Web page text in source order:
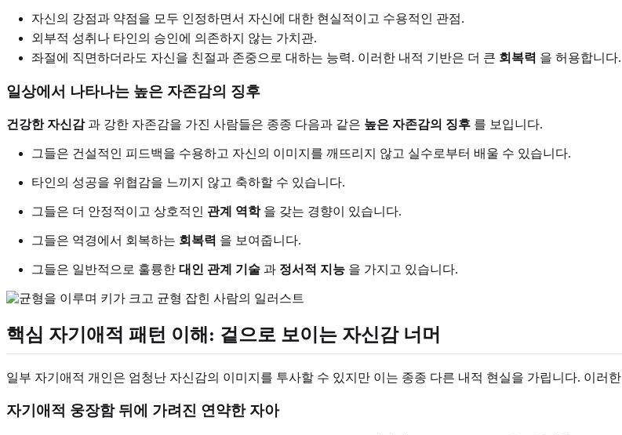
자신의 강점과 약점을 모두 인정하면서 자신에 대한 현실적이고 수용적인 관점.
외부적 성취나 타인의 승인에 의존하지 않는 가치관.
좌절에 직면하더라도 자신을 친절과 존중으로 대하는 능력. 이러한 내적 기반은 더 큰 회복력 을 허용합니다.
일상에서 나타나는 높은 자존감의 징후
건강한 자신감과 강한 자존감을 가진 사람들은 종종 다음과 같은 높은 자존감의 징후 를 보입니다.
그들은 건설적인 피드백을 수용하고 자신의 이미지를 깨뜨리지 않고 실수로부터 배울 수 있습니다.
타인의 성공을 위협감을 느끼지 않고 축하할 수 있습니다.
그들은 더 안정적이고 상호적인 관계 역학을 갖는 경향이 있습니다.
그들은 역경에서 회복하는 회복력 을 보여줍니다.
그들은 일반적으로 훌륭한 대인 관계 기술 과 정서적 지능 을 가지고 있습니다.
핵심 자기애적 패턴 이해: 겉으로 보이는 자신감 너머
일부 자기애적 개인은 엄청난 자신감의 이미지를 투사할 수 있지만 이는 종종 다른 내적 현실을 가립니다. 이러한
자기애적 웅장함 뒤에 가려진 연약한 자아